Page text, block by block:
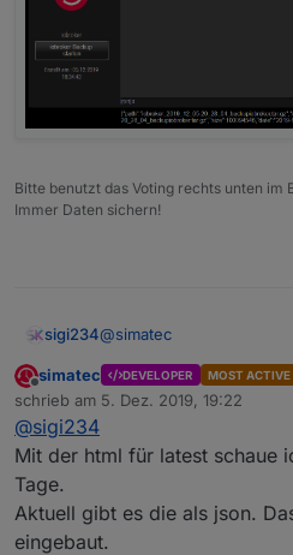
Bitte benutzt das Voting rechts unten im
Immer Daten sichern!
sigi234@simatec
Ja, Danke hab ich schon
backup found by start?
Andere Frage, kann ich
Offline
simatec DEVELOPER MOST ACTIVE
schrieb am 5. Dez. 2019, 19:22
zuletzt editiert von
@sigi234
Mit der html für latest schaue
Tage.
Aktuell gibt es die als json.
eingebaut.